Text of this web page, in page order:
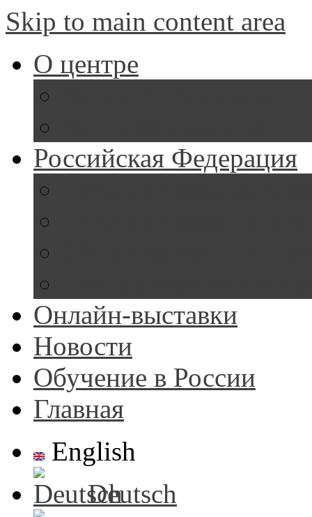
Skip to main content area
О центре
Российская Федерация
Онлайн-выставки
Новости
Обучение в России
Главная
English
Deutsch